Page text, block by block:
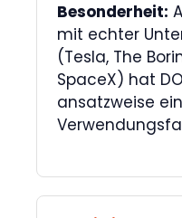
Besonderheit:
mit echter
(Tesla, The
SpaceX) hat
ansatzweise